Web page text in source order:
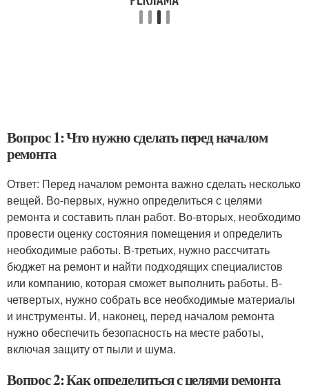
Вопрос 1: Что нужно сделать перед началом
ремонта
Ответ: Перед началом ремонта важно сделать несколько
вещей. Во-первых, нужно определиться с целями
ремонта и составить план работ. Во-вторых, необходимо
провести оценку состояния помещения и определить
необходимые работы. В-третьих, нужно рассчитать
бюджет на ремонт и найти подходящих специалистов
или компанию, которая сможет выполнить работы. В-
четвертых, нужно собрать все необходимые материалы
и инструменты. И, наконец, перед началом ремонта
нужно обеспечить безопасность на месте работы,
включая защиту от пыли и шума.
Вопрос 2: Как определиться с целями ремонта